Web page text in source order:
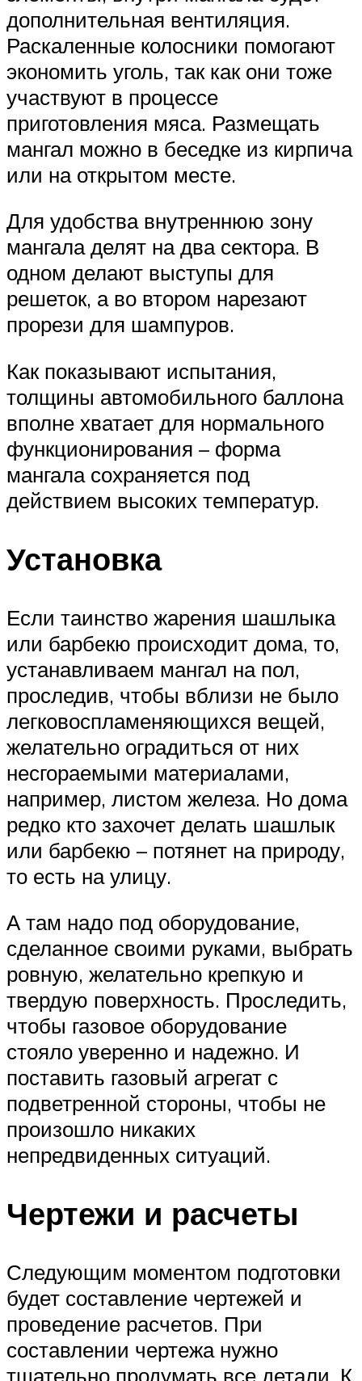
дополнительная вентиляция.
Раскаленные колосники помогают
экономить уголь, так как они тоже
участвуют в процессе
приготовления мяса. Размещать
мангал можно в беседке из кирпича
или на открытом месте.
Для удобства внутреннюю зону
мангала делят на два сектора. В
одном делают выступы для
решеток, а во втором нарезают
прорези для шампуров.
Как показывают испытания,
толщины автомобильного баллона
вполне хватает для нормального
функционирования – форма
мангала сохраняется под
действием высоких температур.
Установка
Если таинство жарения шашлыка
или барбекю происходит дома, то,
устанавливаем мангал на пол,
проследив, чтобы вблизи не было
легковоспламеняющихся вещей,
желательно оградиться от них
несгораемыми материалами,
например, листом железа. Но дома
редко кто захочет делать шашлык
или барбекю – потянет на природу,
то есть на улицу.
А там надо под оборудование,
сделанное своими руками, выбрать
ровную, желательно крепкую и
твердую поверхность. Проследить,
чтобы газовое оборудование
стояло уверенно и надежно. И
поставить газовый агрегат с
подветренной стороны, чтобы не
произошло никаких
непредвиденных ситуаций.
Чертежи и расчеты
Следующим моментом подготовки
будет составление чертежей и
проведение расчетов. При
составлении чертежа нужно
тщательно продумать все детали. К